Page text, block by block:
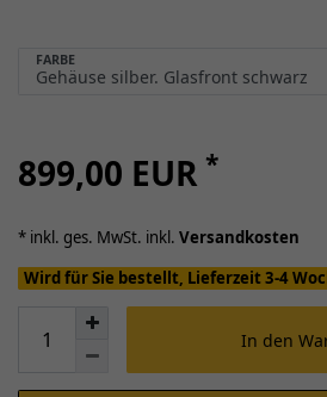
FARBE
899,00 EUR *
* inkl. ges. MwSt. inkl. Versandkosten
Wird für Sie bestellt, Lieferzeit 3-4
In den